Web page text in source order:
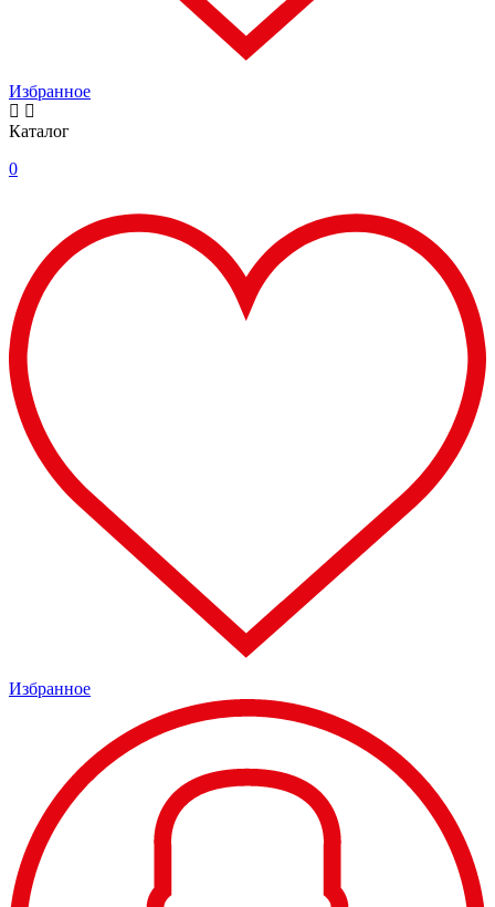
Избранное
Каталог
0
Избранное